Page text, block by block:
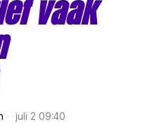
vaak
juli 2 09:40